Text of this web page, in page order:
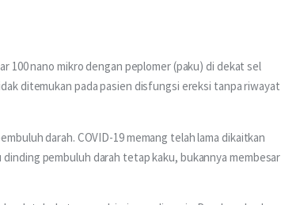
100 nano mikro dengan peplomer (paku) di dekat sel
ditemukan pada pasien disfungsi ereksi tanpa riwayat
darah. COVID-19 memang telah lama dikaitkan
pembuluh darah tetap kaku, bukannya membesar